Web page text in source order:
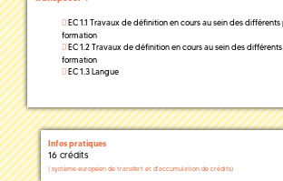
EC 1.1 Travaux de définition en cours au sein des
formation
EC 1.2 Travaux de définition en cours au sein des
formation
EC 1.3 Langue
Infos pratiques
16 crédits
( système européen de transfert et d'accumulation de crédits)